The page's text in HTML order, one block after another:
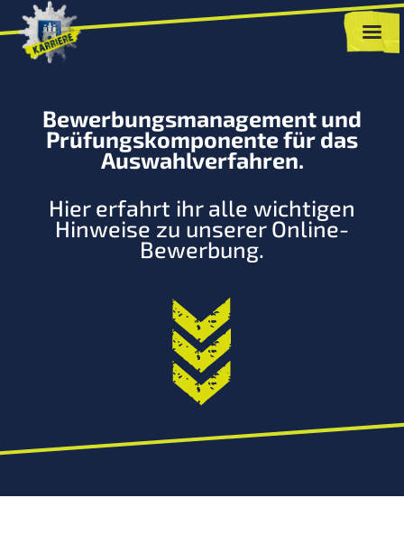
Bewerbungsmanagement und
Prüfungskomponente für das
Auswahlverfahren.
Hier erfahrt ihr alle wichtigen
Hinweise zu unserer Online-
Bewerbung.